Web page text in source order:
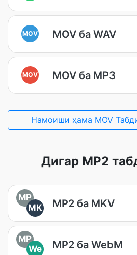
MOV MOV ба WAV
MOV MOV ба MP3
Намоиши ҳама MOV
Дигар MP2
MP
MK
MP2 ба MKV
MP
We
MP2 ба WebM